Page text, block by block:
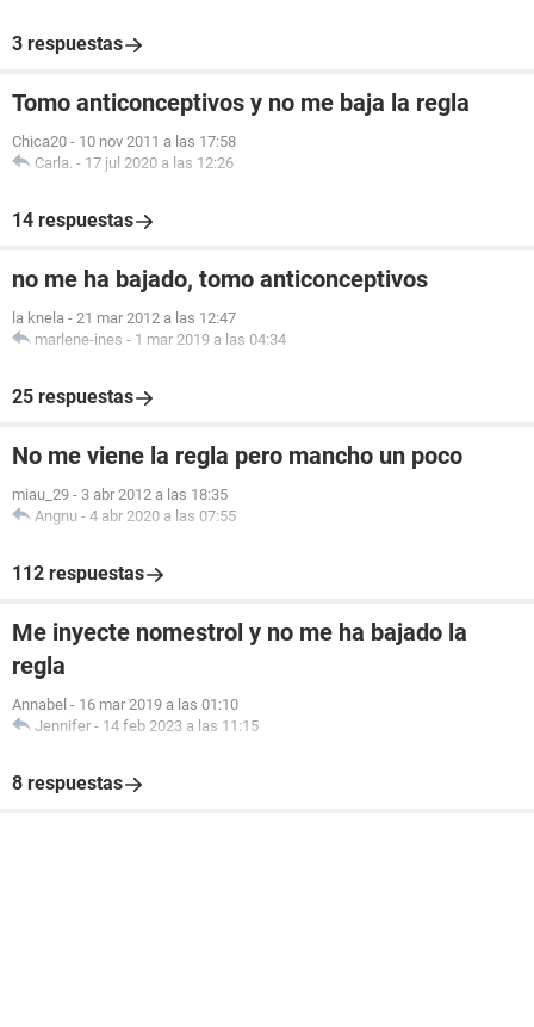
3 respuestas
Tomo anticonceptivos y no me baja la regla
Chica20 - 10 nov 2011 a las 17:58
Carla. - 17 jul 2020 a las 12:26
14 respuestas
no me ha bajado, tomo anticonceptivos
la knela - 21 mar 2012 a las 12:47
marlene-ines - 1 mar 2019 a las 04:34
25 respuestas
No me viene la regla pero mancho un poco
miau_29 - 3 abr 2012 a las 18:35
Angnu - 4 abr 2020 a las 07:55
112 respuestas
Me inyecte nomestrol y no me ha bajado la
regla
Annabel - 16 mar 2019 a las 01:10
Jennifer - 14 feb 2023 a las 11:15
8 respuestas